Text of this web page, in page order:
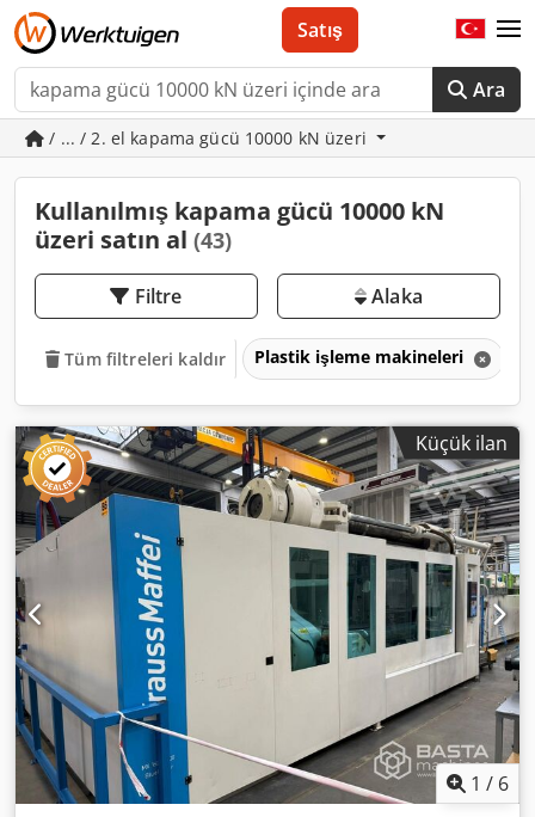
Ara
Satış
/ ... / 2. el kapama gücü 10000 kN üzeri
Kullanılmış kapama gücü 10000 kN
üzeri satın al (43)
Filtre Alaka
Tüm filtreleri kaldır Plastik işleme makineleri
Küçük ilan
1 / 6